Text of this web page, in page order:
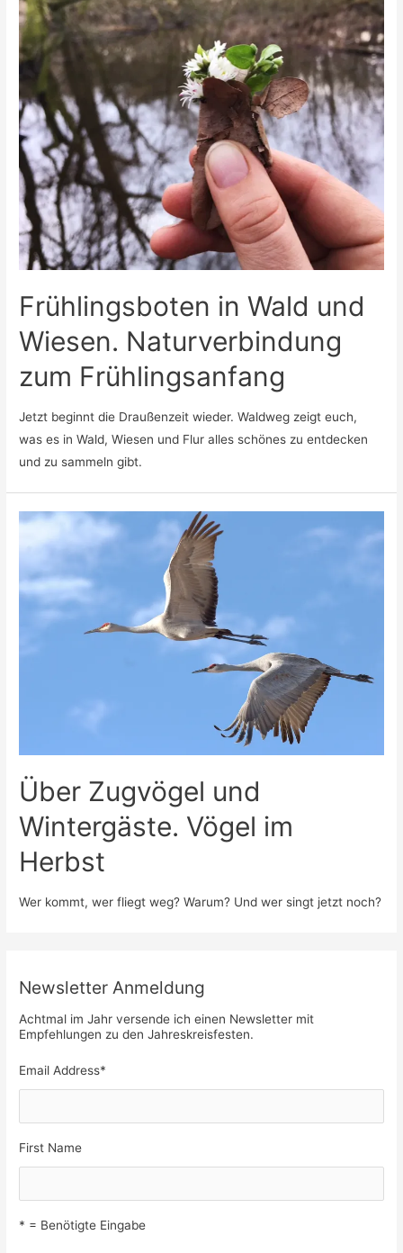
Frühlingsboten in Wald und
Wiesen. Naturverbindung
zum Frühlingsanfang
Jetzt beginnt die Draußenzeit wieder. Waldweg zeigt euch,
was es in Wald, Wiesen und Flur alles schönes zu entdecken
und zu sammeln gibt.
Über Zugvögel und
Wintergäste. Vögel im
Herbst
Wer kommt, wer fliegt weg? Warum? Und wer singt jetzt noch?
Newsletter Anmeldung
Achtmal im Jahr versende ich einen Newsletter mit
Empfehlungen zu den Jahreskreisfesten.
Email Address*
First Name
* = Benötigte Eingabe